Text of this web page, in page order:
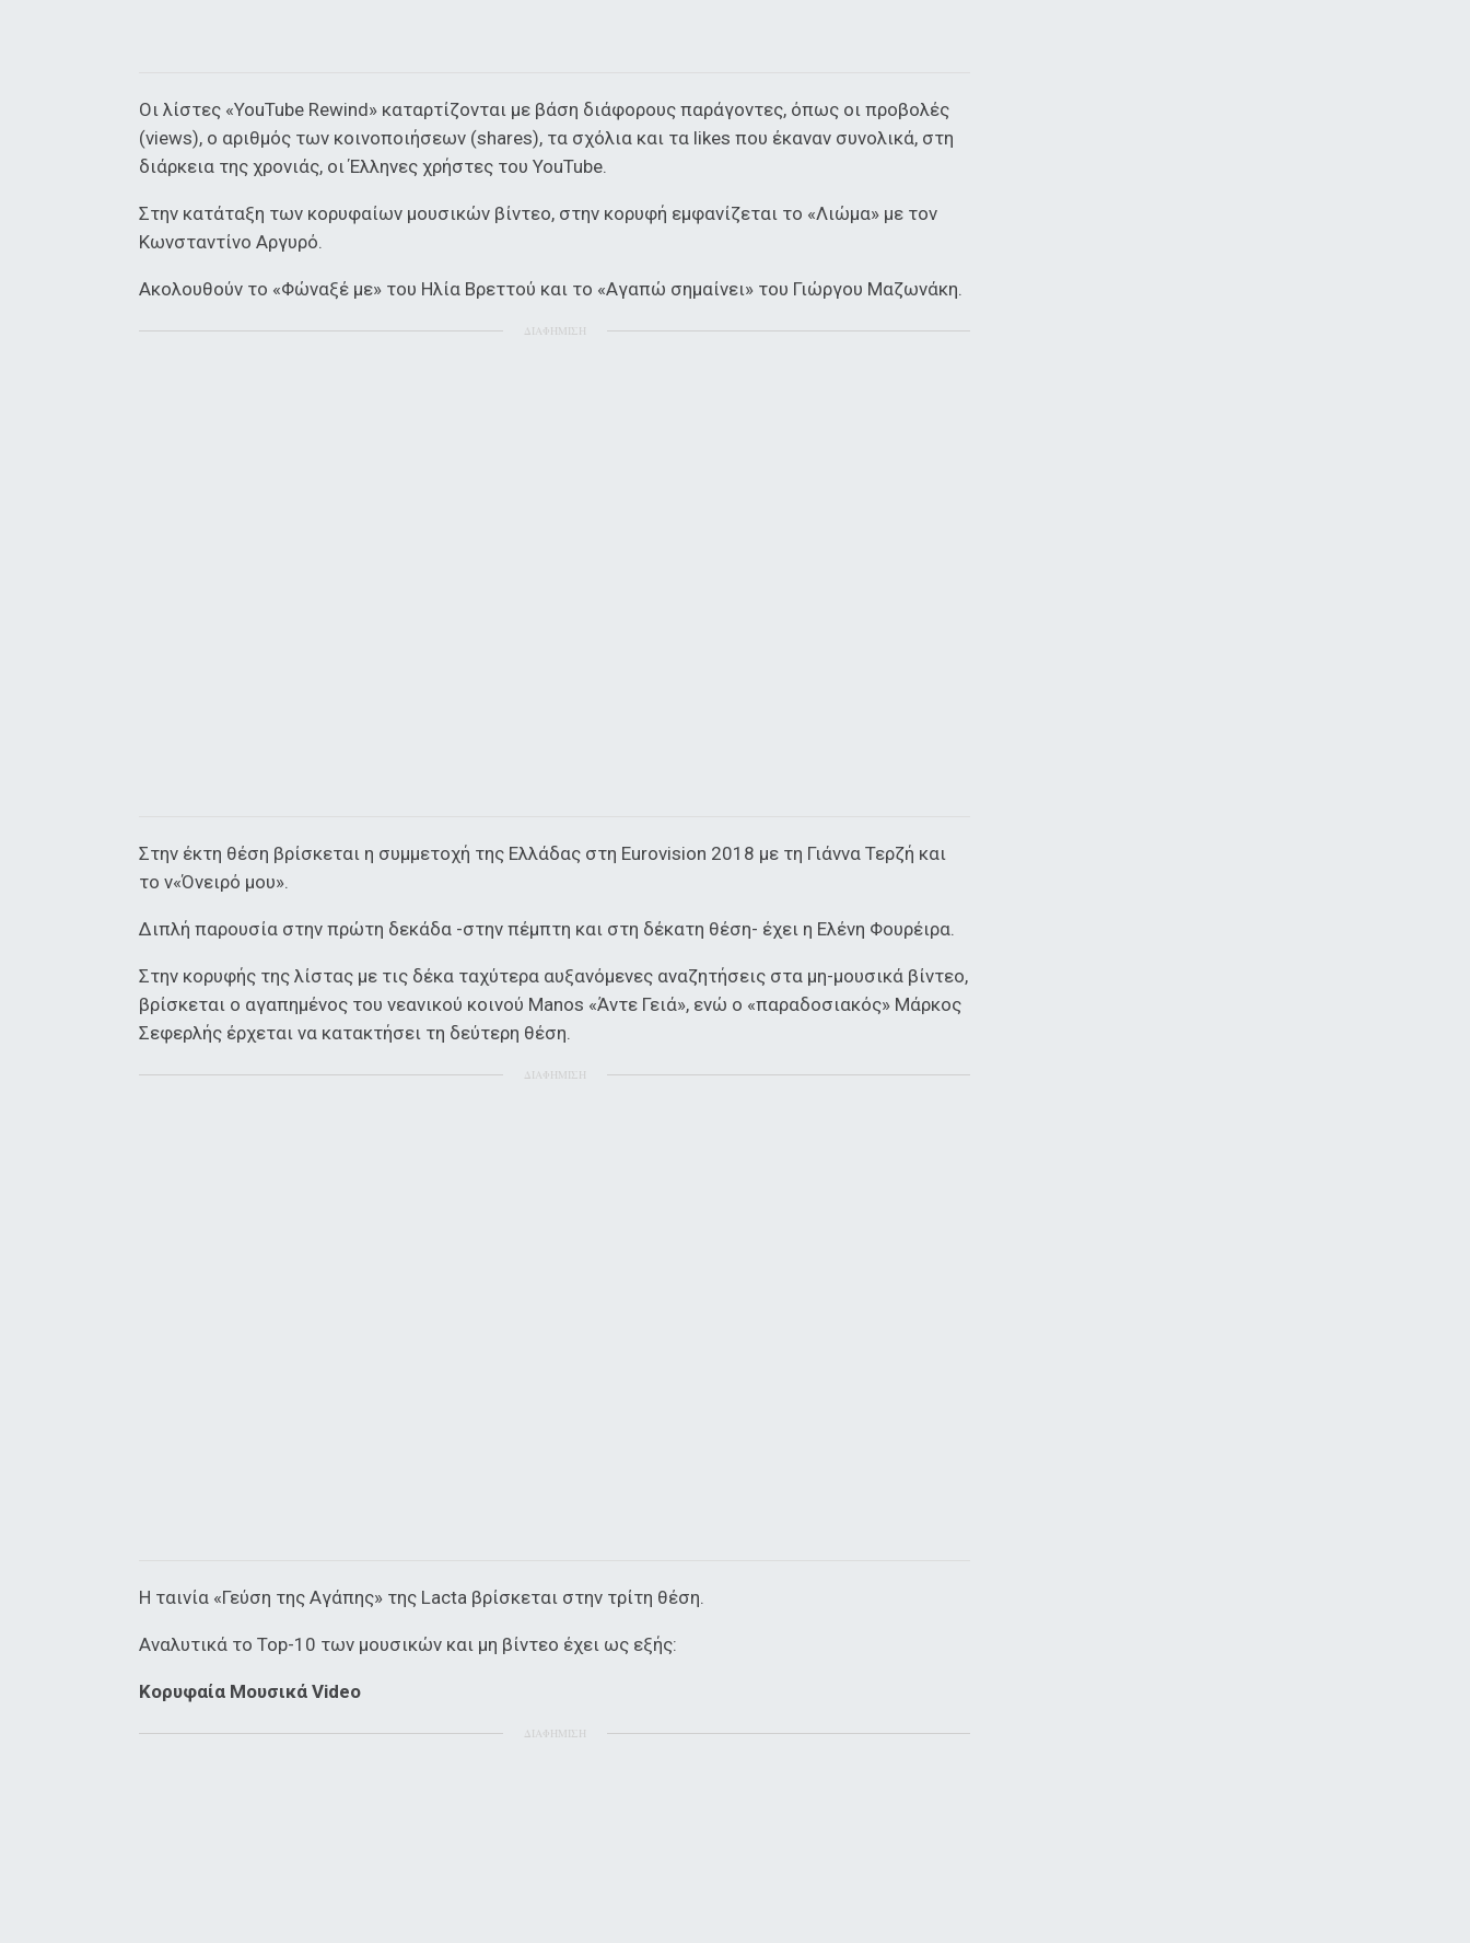
Οι λίστες «YouTube Rewind» καταρτίζονται με βάση διάφορους παράγοντες, όπως οι προβολές
(views), ο αριθμός των κοινοποιήσεων (shares), τα σχόλια και τα likes που έκαναν συνολικά, στη
διάρκεια της χρονιάς, οι Έλληνες χρήστες του YouTube.
Στην κατάταξη των κορυφαίων μουσικών βίντεο, στην κορυφή εμφανίζεται το «Λιώμα» με τον
Κωνσταντίνο Αργυρό.
Ακολουθούν το «Φώναξέ με» του Ηλία Βρεττού και το «Αγαπώ σημαίνει» του Γιώργου Μαζωνάκη.
ΔΙΑΦΗΜΙΣΗ
Στην έκτη θέση βρίσκεται η συμμετοχή της Ελλάδας στη Eurovision 2018 με τη Γιάννα Τερζή και
το ν«Όνειρό μου».
Διπλή παρουσία στην πρώτη δεκάδα -στην πέμπτη και στη δέκατη θέση- έχει η Ελένη Φουρέιρα.
Στην κορυφής της λίστας με τις δέκα ταχύτερα αυξανόμενες αναζητήσεις στα μη-μουσικά βίντεο,
βρίσκεται ο αγαπημένος του νεανικού κοινού Manos «Άντε Γειά», ενώ ο «παραδοσιακός» Μάρκος
Σεφερλής έρχεται να κατακτήσει τη δεύτερη θέση.
ΔΙΑΦΗΜΙΣΗ
Η ταινία «Γεύση της Αγάπης» της Lacta βρίσκεται στην τρίτη θέση.
Αναλυτικά το Top-10 των μουσικών και μη βίντεο έχει ως εξής:
Κορυφαία Μουσικά Video
ΔΙΑΦΗΜΙΣΗ